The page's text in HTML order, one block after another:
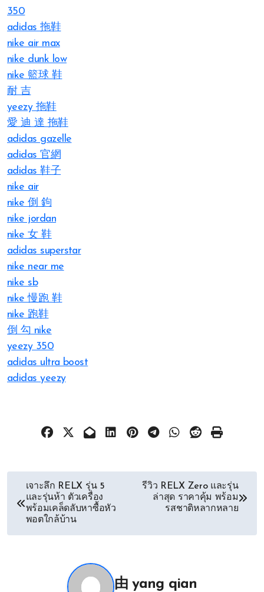
350
adidas 拖鞋
nike air max
nike dunk low
nike 籃球 鞋
耐 吉
yeezy 拖鞋
愛 迪 達 拖鞋
adidas gazelle
adidas 官網
adidas 鞋子
nike air
nike 倒 鉤
nike jordan
nike 女 鞋
adidas superstar
nike near me
nike sb
nike 慢跑 鞋
nike 跑鞋
倒 勾 nike
yeezy 350
adidas ultra boost
adidas yeezy
章
导
เจาะลึก RELX รุ่น 5
และรุ่นห้า ตัวเครื่อง
พร้อมเคล็ดลับหาซื้อหัว
พอตใกล้บ้าน
รีวิว RELX Zero และรุ่น
ล่าสุด ราคาคุ้ม พร้อม
รสชาติหลากหลาย
由yang qian